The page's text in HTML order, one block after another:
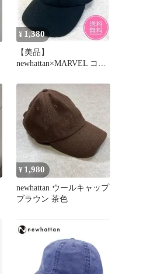
¥ 1,380
【美品】
newhattan×MARVEL コラ
ター付き
¥ 1,980
newhattan ウールキャップ
ブラウン 茶色